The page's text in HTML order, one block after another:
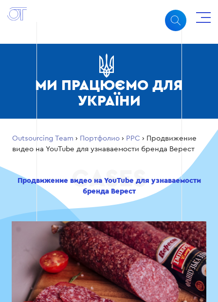
МИ ПРАЦЮЄМО ДЛЯ
УКРАЇНИ
Outsourcing Team › Портфолио › PPC › Продвижение
видео на YouTube для узнаваемости бренда Верест
Продвижение видео на YouTube для узнаваемости
бренда Верест